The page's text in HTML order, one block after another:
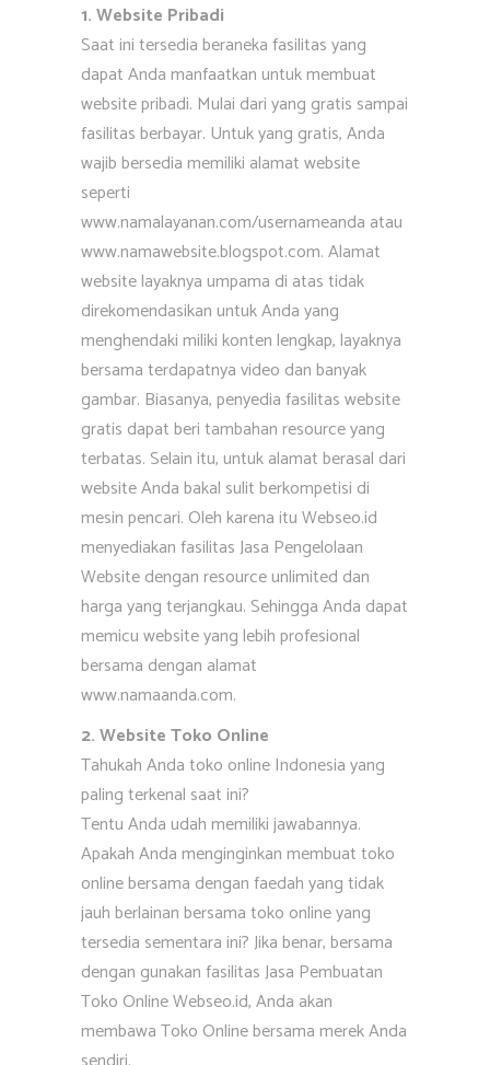
1. Website Pribadi
Saat ini tersedia beraneka fasilitas yang
dapat Anda manfaatkan untuk membuat
website pribadi. Mulai dari yang gratis sampai
fasilitas berbayar. Untuk yang gratis, Anda
wajib bersedia memiliki alamat website
seperti
www.namalayanan.com/usernameanda atau
www.namawebsite.blogspot.com. Alamat
website layaknya umpama di atas tidak
direkomendasikan untuk Anda yang
menghendaki miliki konten lengkap, layaknya
bersama terdapatnya video dan banyak
gambar. Biasanya, penyedia fasilitas website
gratis dapat beri tambahan resource yang
terbatas. Selain itu, untuk alamat berasal dari
website Anda bakal sulit berkompetisi di
mesin pencari. Oleh karena itu Webseo.id
menyediakan fasilitas Jasa Pengelolaan
Website dengan resource unlimited dan
harga yang terjangkau. Sehingga Anda dapat
memicu website yang lebih profesional
bersama dengan alamat
www.namaanda.com.
2. Website Toko Online
Tahukah Anda toko online Indonesia yang
paling terkenal saat ini?
Tentu Anda udah memiliki jawabannya.
Apakah Anda menginginkan membuat toko
online bersama dengan faedah yang tidak
jauh berlainan bersama toko online yang
tersedia sementara ini? Jika benar, bersama
dengan gunakan fasilitas Jasa Pembuatan
Toko Online Webseo.id, Anda akan
membawa Toko Online bersama merek Anda